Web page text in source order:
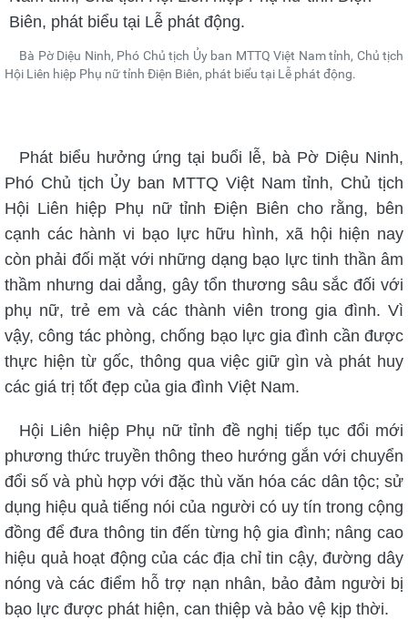
Bà Pờ Diệu Ninh, Phó Chủ tịch Ủy ban MTTQ Việt Nam tỉnh, Chủ tịch
Hội Liên hiệp Phụ nữ tỉnh Điện Biên, phát biểu tại Lễ phát động.
Phát biểu hưởng ứng tại buổi lễ, bà Pờ Diệu Ninh,
Phó Chủ tịch Ủy ban MTTQ Việt Nam tỉnh, Chủ tịch
Hội Liên hiệp Phụ nữ tỉnh Điện Biên cho rằng, bên
cạnh các hành vi bạo lực hữu hình, xã hội hiện nay
còn phải đối mặt với những dạng bạo lực tinh thần âm
thầm nhưng dai dẳng, gây tổn thương sâu sắc đối với
phụ nữ, trẻ em và các thành viên trong gia đình. Vì
vậy, công tác phòng, chống bạo lực gia đình cần được
thực hiện từ gốc, thông qua việc giữ gìn và phát huy
các giá trị tốt đẹp của gia đình Việt Nam.
Hội Liên hiệp Phụ nữ tỉnh đề nghị tiếp tục đổi mới
phương thức truyền thông theo hướng gắn với chuyển
đổi số và phù hợp với đặc thù văn hóa các dân tộc; sử
dụng hiệu quả tiếng nói của người có uy tín trong cộng
đồng để đưa thông tin đến từng hộ gia đình; nâng cao
hiệu quả hoạt động của các địa chỉ tin cậy, đường dây
nóng và các điểm hỗ trợ nạn nhân, bảo đảm người bị
bạo lực được phát hiện, can thiệp và bảo vệ kịp thời.